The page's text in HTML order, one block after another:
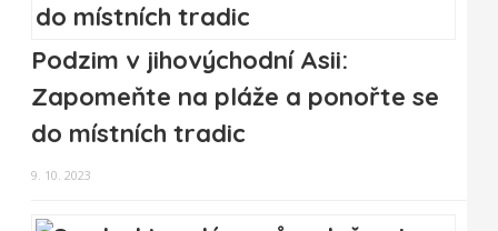
Podzim v jihovýchodní Asii:
Zapomeňte na pláže a ponořte se
do místních tradic
9. 10. 2023